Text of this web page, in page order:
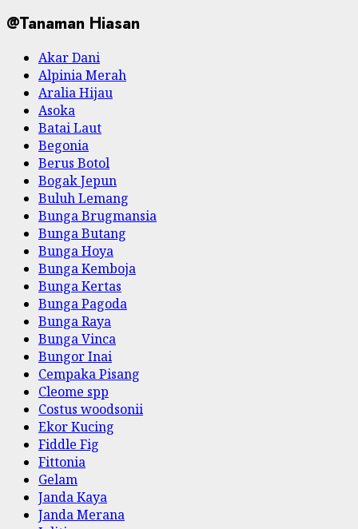
@Tanaman Hiasan
Akar Dani
Alpinia Merah
Aralia Hijau
Asoka
Batai Laut
Begonia
Berus Botol
Bogak Jepun
Buluh Lemang
Bunga Brugmansia
Bunga Butang
Bunga Hoya
Bunga Kemboja
Bunga Kertas
Bunga Pagoda
Bunga Raya
Bunga Vinca
Bungor Inai
Cempaka Pisang
Cleome spp
Costus woodsonii
Ekor Kucing
Fiddle Fig
Fittonia
Gelam
Janda Kaya
Janda Merana